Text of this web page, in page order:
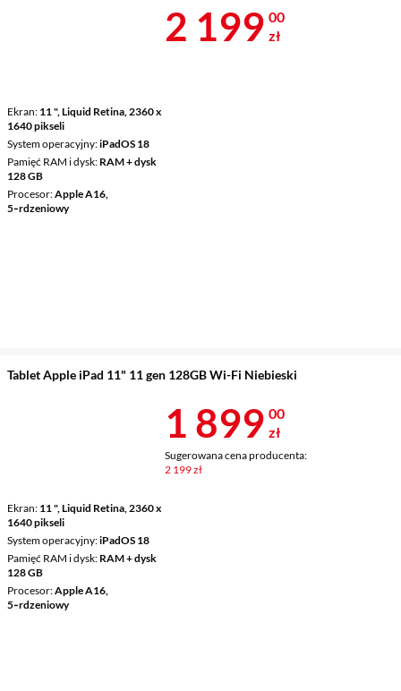
Ekran 11 ", Liquid Retina, 2360 x
1640 pikseli
System operacyjny iPadOS 18
Pamięć RAM i dysk RAM + dysk
128 GB
Procesor Apple A16,
5‑rdzeniowy
Cena 2 199 zł
2 199 00
zł
Tablet Apple iPad 11" 11 gen 128GB Wi-Fi Niebieski
Ekran 11 ", Liquid Retina, 2360 x
1640 pikseli
System operacyjny iPadOS 18
Pamięć RAM i dysk RAM + dysk
128 GB
Procesor Apple A16,
5‑rdzeniowy
Cena 1 899 zł
1 899 00
zł
Sugerowana cena producenta:
2 199 zł